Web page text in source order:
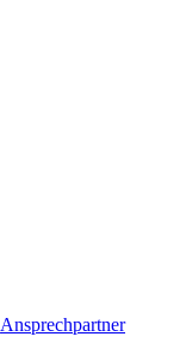
Ansprechpartner